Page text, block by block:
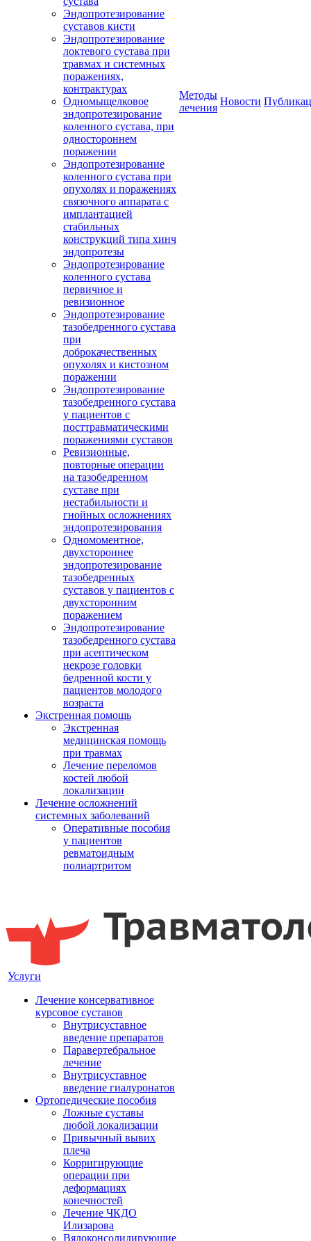
Эндопротезирование
суставов кисти
Эндопротезирование
локтевого сустава при
травмах и системных
поражениях,
контрактурах
Одномыщелковое
эндопротезирование
коленного сустава, при
одностороннем
поражении
Эндопротезирование
коленного сустава при
опухолях и поражениях
связочного аппарата с
имплантацией
стабильных
конструкций типа хинч
эндопротезы
Эндопротезирование
коленного сустава
первичное и
ревизионное
Эндопротезирование
тазобедренного сустава
при
доброкачественных
опухолях и кистозном
поражении
Эндопротезирование
тазобедренного сустава
у пациентов с
посттравматическими
поражениями суставов
Ревизионные,
повторные операции
на тазобедренном
суставе при
нестабильности и
гнойных осложнениях
эндопротезирования
Одномоментное,
двухстороннее
эндопротезирование
тазобедренных
суставов у пациентов с
двухсторонним
поражением
Эндопротезирование
тазобедренного сустава
при асептическом
некрозе головки
бедренной кости у
пациентов молодого
возраста
Экстренная помощь
Экстренная
медицинская помощь
при травмах
Лечение переломов
костей любой
локализации
Лечение осложнений
системных заболеваний
Оперативные пособия
у пациентов
ревматоидным
полиартритом
Методы
лечения
Новости
Услуги
Лечение консервативное
курсовое суставов
Внутрисуставное
введение препаратов
Паравертебральное
лечение
Внутрисуставное
введение гиалуронатов
Ортопедические пособия
Ложные суставы
любой локализации
Привычный вывих
плеча
Корригирующие
операции при
деформациях
конечностей
Лечение ЧКДО
Илизарова
Вялоконсолидирующие